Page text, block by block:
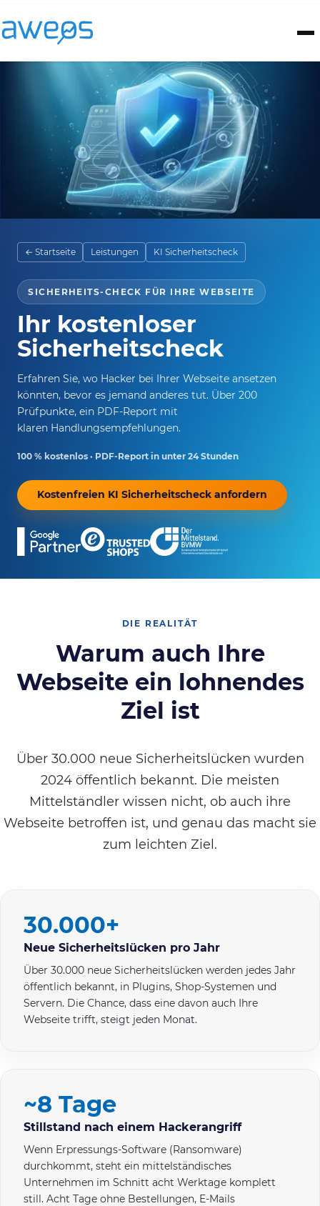
← Startseite Leistungen KI Sicherheitscheck
SICHERHEITS-CHECK FÜR IHRE WEBSEITE
Ihr kostenloser
Sicherheitscheck
Erfahren Sie, wo Hacker bei Ihrer Webseite ansetzen
könnten, bevor es jemand anderes tut. Über 200
Prüfpunkte, ein PDF-Report mit
klaren Handlungsempfehlungen.
100 % kostenlos · PDF-Report in unter 24 Stunden
Kostenfreien KI Sicherheitscheck anfordern
DIE REALITÄT
Warum auch Ihre
Webseite ein lohnendes
Ziel ist
Über 30.000 neue Sicherheitslücken wurden
2024 öffentlich bekannt. Die meisten
Mittelständler wissen nicht, ob auch ihre
Webseite betroffen ist, und genau das macht sie
zum leichten Ziel.
30.000+
Neue Sicherheitslücken pro Jahr
Über 30.000 neue Sicherheitslücken werden jedes Jahr
öffentlich bekannt, in Plugins, Shop-Systemen und
Servern. Die Chance, dass eine davon auch Ihre
Webseite trifft, steigt jeden Monat.
~8 Tage
Stillstand nach einem Hackerangriff
Wenn Erpressungs-Software (Ransomware)
durchkommt, steht ein mittelständisches
Unternehmen im Schnitt acht Werktage komplett
still. Acht Tage ohne Bestellungen, E-Mails